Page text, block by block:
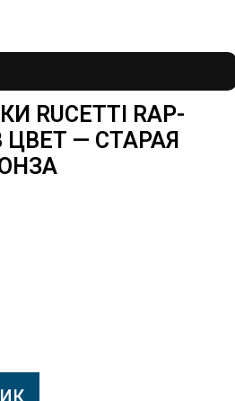
RUCETTI RAP-
ЦВЕТ — СТАРАЯ